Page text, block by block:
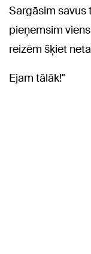
Sargāsim savus
pieņemsim
reizēm šķiet
Ejam tālāk!"